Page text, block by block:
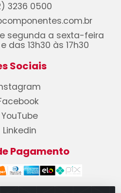
3236 0500
segunda a sexta-feira
das 13h30 às 17h30
Sociais
YouTube
Linkedin
Pagamento